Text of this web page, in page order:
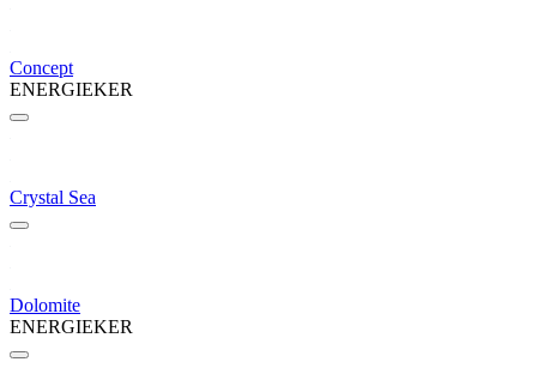
Concept
ENERGIEKER
Crystal Sea
Dolomite
ENERGIEKER